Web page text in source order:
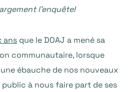
l’enquête!
ans que le DOAJ a mené sa
communautaire, lorsque
ébauche de nos nouveaux
à nous faire part de ses